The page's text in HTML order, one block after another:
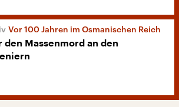
Vor 100 Jahren im Osmanischen Reich
den Massenmord an den